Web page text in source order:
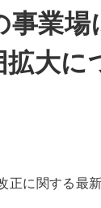
事業
大に
正に関する最